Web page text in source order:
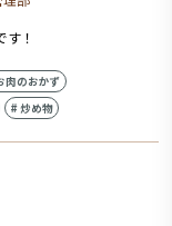
！
肉のおかず
#炒め物